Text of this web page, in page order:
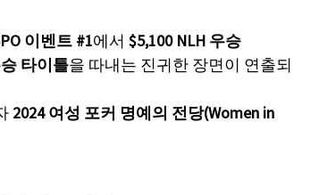
이벤트 #1에서 $5,100 NLH 우승
타이틀을 따내는 진귀한 장면이 연출되
2024 여성 포커 명예의 전당(Women in